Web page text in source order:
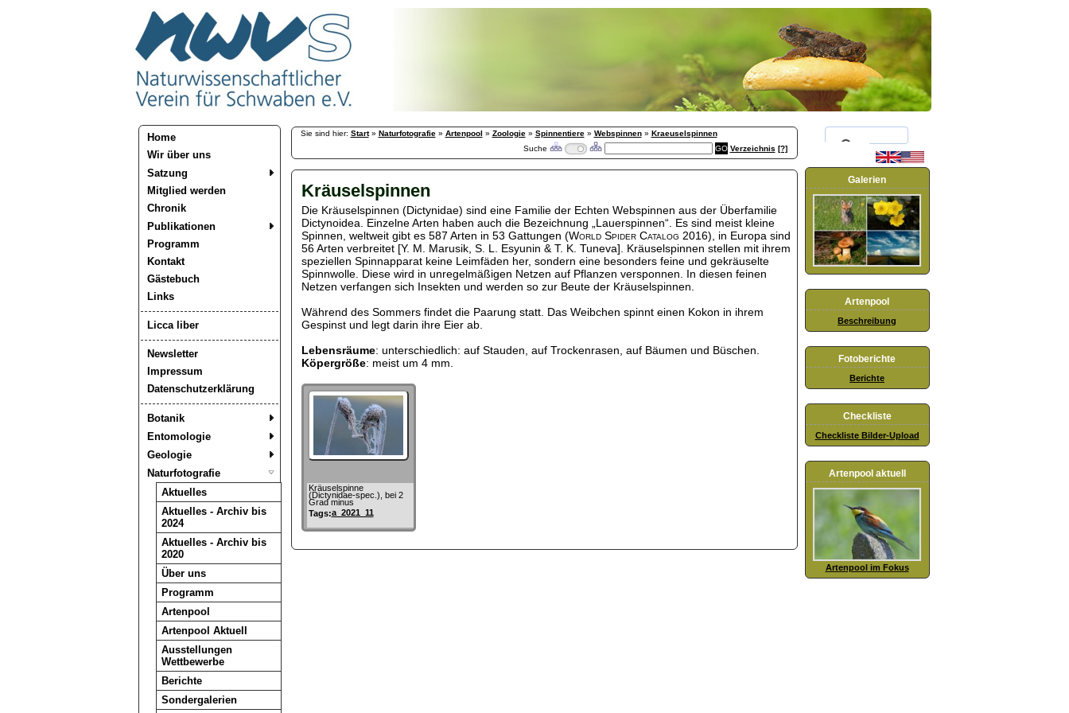
Home
Wir über uns
Satzung
Mitglied werden
Chronik
Publikationen
Programm
Kontakt
Gästebuch
Links
Licca liber
Newsletter
Impressum
Datenschutzerklärung
Botanik
Entomologie
Geologie
Naturfotografie
Aktuelles
Aktuelles - Archiv bis
2024
Aktuelles - Archiv bis
2020
Über uns
Programm
Artenpool
Artenpool Aktuell
Ausstellungen
Wettbewerbe
Berichte
Sondergalerien
Sie sind hier: Start» Naturfotografie» Artenpool » Zoologie» Spinnentiere» Webspinnen» Kraeuselspinnen
Suche
Verzeichnis [?]
Kräuselspinnen
Die Kräuselspinnen (Dictynidae) sind eine Familie der Echten Webspinnen aus der Überfamilie
Dictynoidea. Einzelne Arten haben auch die Bezeichnung „Lauerspinnen“. Es sind meist kleine
Spinnen, weltweit gibt es 587 Arten in 53 Gattungen (World Spider Catalog 2016) , in Europa sind
56 Arten verbreitet [Y. M. Marusik, S. L. Esyunin & T. K. Tuneva]. Kräuselspinnen stellen mit ihrem
speziellen Spinnapparat keine Leimfäden her, sondern eine besonders feine und gekräuselte
Spinnwolle. Diese wird in unregelmäßigen Netzen auf Pflanzen versponnen. In diesen feinen
Netzen verfangen sich Insekten und werden so zur Beute der Kräuselspinnen.
Während des Sommers findet die Paarung statt. Das Weibchen spinnt einen Kokon in ihrem
Gespinst und legt darin ihre Eier ab.
Lebensräume: unterschiedlich: auf Stauden, auf Trockenrasen, auf Bäumen und Büschen.
Köpergröße: meist um 4 mm.
Kräuselspinne
(Dictynidae-spec.), bei 2
Grad minus
Tags:a_2021_11
Galerien
Artenpool
Beschreibung
Fotoberichte
Berichte
Checkliste
Checkliste Bilder-Upload
Artenpool aktuell
Artenpool im Fokus